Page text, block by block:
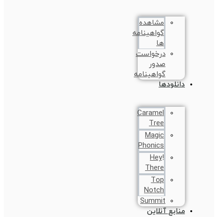
مشاهده
گواهینامه
ها
درخواست
صدور
گواهینامه
دانلودها
Caramel
Tree
Magic
Phonics
!Hey
There
Top
Notch
Summit
منابع آنلاین